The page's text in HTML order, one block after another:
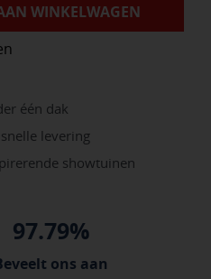
WINKELWAGEN
één dak
levering
showtuinen
97.79%
ons aan